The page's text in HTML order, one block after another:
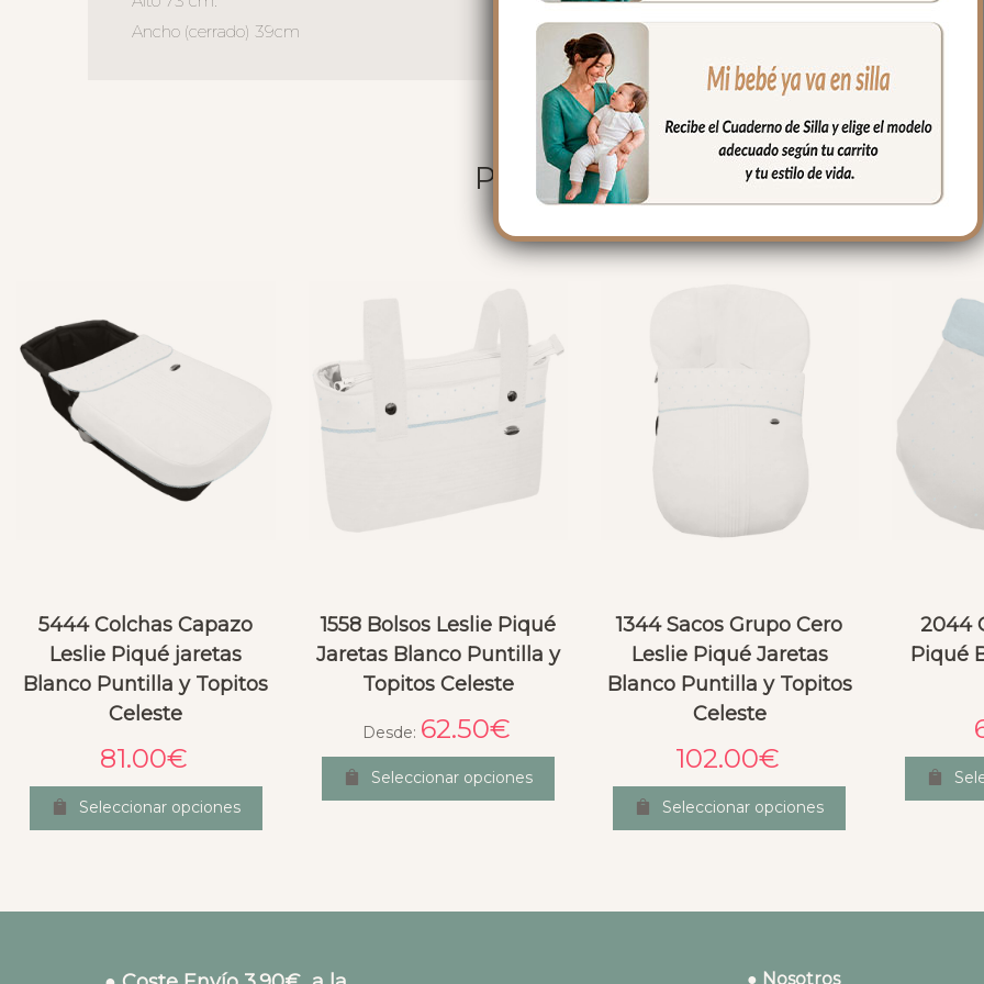
Ancho (cerrado) 39cm
PRODUCTOS RELACIONADOS
5444 Colchas Capazo
Leslie Piqué jaretas
Blanco Puntilla y Topitos
Celeste
81.00€
Seleccionar opciones
1558 Bolsos Leslie Piqué
Jaretas Blanco Puntilla y
Topitos Celeste
Desde: 62.50€
Seleccionar opciones
1344 Sacos Grupo Cero
Leslie Piqué Jaretas
Blanco Puntilla y Topitos
Celeste
102.00€
Seleccionar opciones
2044
Piqué
● Nosotros